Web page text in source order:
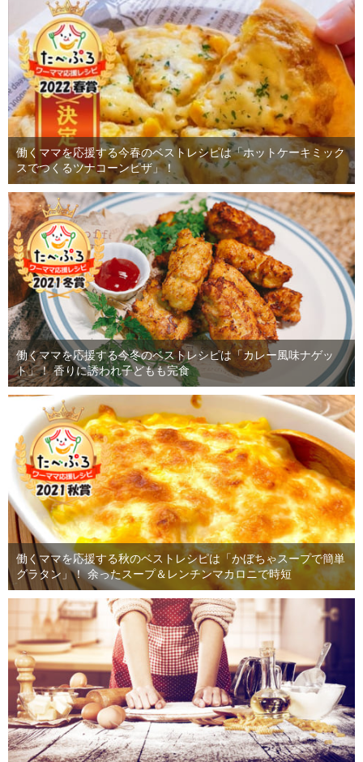
働くママを応援する今春のベストレシピは「ホットケーキミック
スでつくるツナコーンピザ」！
働くママを応援する今冬のベストレシピは「カレー風味ナゲッ
ト」！ 香りに誘われ子どもも完食
働くママを応援する秋のベストレシピは「かぼちゃスープで簡単
グラタン」！ 余ったスープ＆レンチンマカロニで時短